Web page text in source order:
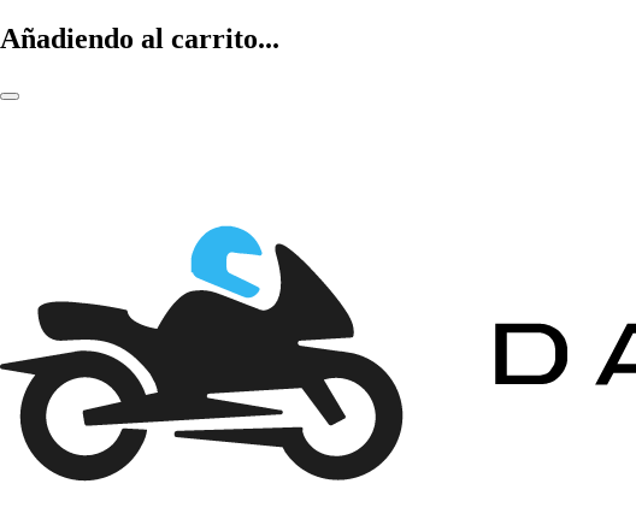
Añadiendo al carrito...